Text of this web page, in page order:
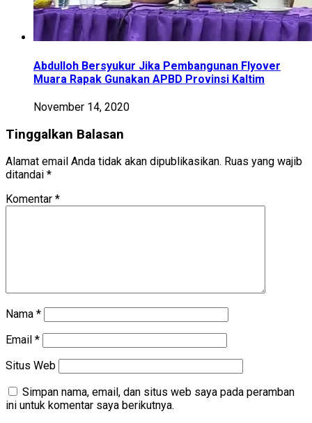
Abdulloh Bersyukur Jika Pembangunan Flyover
Muara Rapak Gunakan APBD Provinsi Kaltim
November 14, 2020
Tinggalkan Balasan
Alamat email Anda tidak akan dipublikasikan. Ruas yang wajib
ditandai *
Komentar *
Nama *
Email *
Situs Web
Simpan nama, email, dan situs web saya pada peramban
ini untuk komentar saya berikutnya.